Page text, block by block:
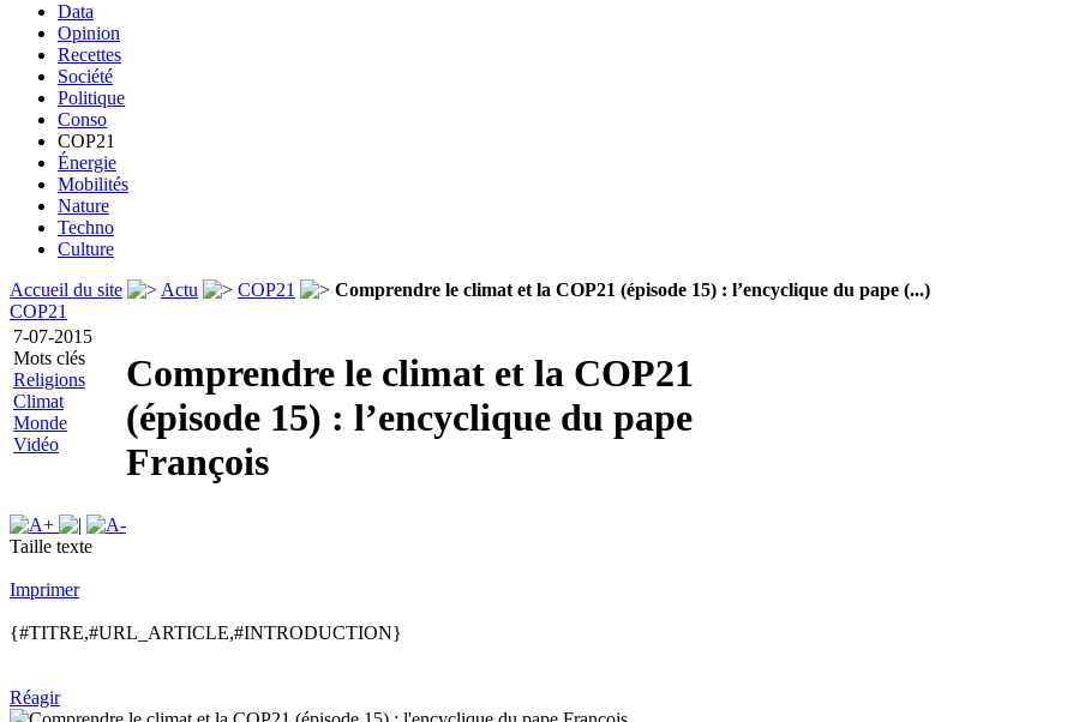
Data
Opinion
Recettes
Société
Politique
Conso
COP21
Énergie
Mobilités
Nature
Techno
Culture
Accueil du site
Actu COP21
Comprendre le climat et la COP21 (épisode 15) : l’encyclique du pape (...)
COP21
7-07-2015
Mots clés
Religions
Climat
Monde
Vidéo
Comprendre le climat et la COP21
(épisode 15) : l’encyclique du pape
François
Taille texte
Imprimer
{#TITRE,#URL_ARTICLE,#INTRODUCTION}
Réagir